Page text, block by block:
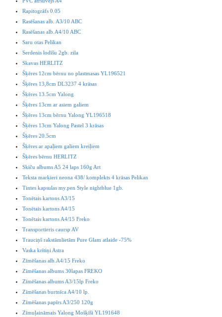
Rapitogrāfs 0.05
Rasēšanas alb. A3/10 ABC
Rasēšanas alb.A4/10 ABC
Saru otas Pelikan
Serdenis lodīšu 2gb. zila
Skavas HERLITZ
Šķēres 12cm bērnu no plastmasas YL196521
Šķēres 13,8cm DL3237 4 krāsas
Šķēres 13.5cm Yalong
Šķēres 13cm ar asiem galiem
Šķēres 13cm bērnu Yalong YL196518
Šķēres 13cm Yalong Pastel 3 krāsas
Šķēres 20.5cm
Šķēres ar apaļiem galiem kreiļiem
Šķēres bērnu HERLITZ
Skiču albums A5 24 laps 160g Art
Teksta marķieri neona 438/ komplekts 4 krāsas Pelikan
Tintes kapsulas my.pen Style nightblue 1gb.
Tonētais kartons A3/15
Tonētais kartons A4/15
Tonētais kartons A4/15 Freko
Transportieris caursp AV
Trauciņš rakstāmlietām Pure Glam atlaide -75%
Vaska krītiņi Astra
Zīmēšanas alb.A4/15 Freko
Zīmēšanas albums 30lapas FREKO
Zīmēšanas albums A3/15lp Freko
Zīmēšanas burtnīca A4/10 lp.
Zīmēšanas papīrs A3/250 120g
Zīmuļaināmais Yalong Mošķīši YL191648